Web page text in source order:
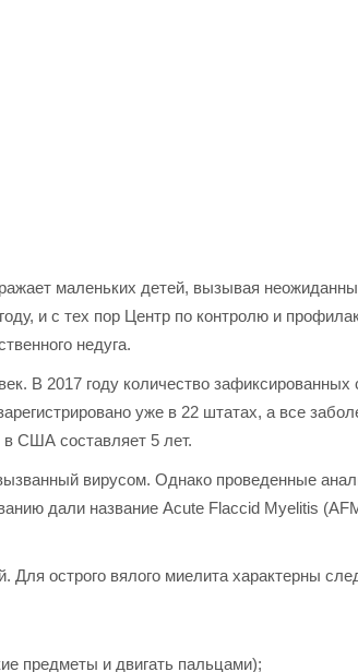
маленьких детей, вызывая
и с тех пор Центр по контролю и
недуга.
В 2017 году количество зафиксированных
уже в 22 штатах, а все
США составляет 5 лет.
вирусом. Однако проведенные
дали название Acute Flaccid Myelitis
Для острого вялого миелита характерны
предметы и двигать пальцами);